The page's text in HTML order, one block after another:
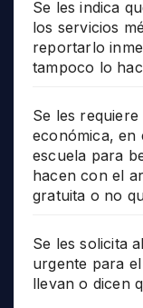
Se les indica
los servicios
reportarlo
tampoco lo
Se les
económica, en
escuela para
hacen con el
gratuita o no
Se les solicita
urgente para
llevan o dicen